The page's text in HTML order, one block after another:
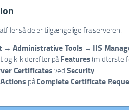
så de er tilgængelige fra serveren.
→ Administrative Tools → IIS
og klik derefter på Features (midterste
Certificates ved Security
Actions påComplete Certificate